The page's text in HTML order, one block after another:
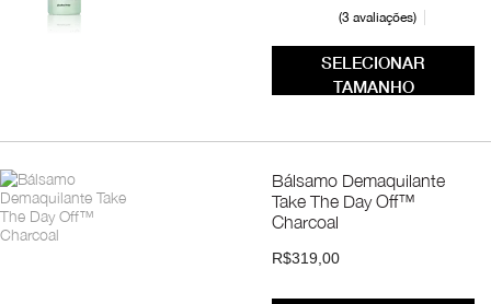
3 avaliações
SELECIONAR
TAMANHO
Bálsamo Demaquilante
Take The Day Off™
Charcoal
R$319,00